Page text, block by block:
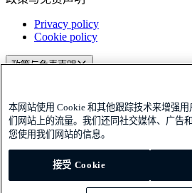
Privacy policy
Cookie policy
政策与免责声明
Privacy policy
Cookie policy
本网站使用 Cookie 和其他跟踪技术来增强
们网站上的流量。我们还同社交媒体、广告
您使用我们网站的信息。
接受 Cookie